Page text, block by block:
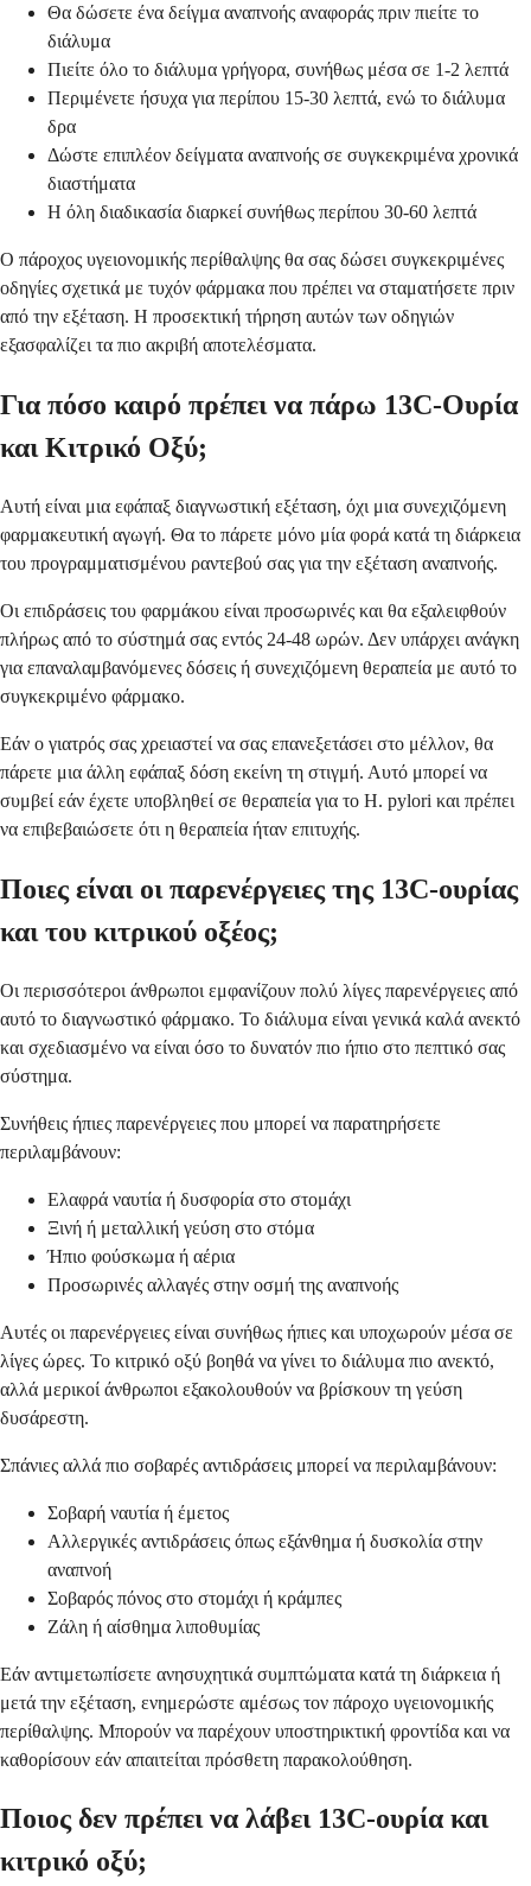
Θα δώσετε ένα δείγμα αναπνοής αναφοράς πριν πιείτε το
διάλυμα
Πιείτε όλο το διάλυμα γρήγορα, συνήθως μέσα σε 1-2 λεπτά
Περιμένετε ήσυχα για περίπου 15-30 λεπτά, ενώ το διάλυμα
δρα
Δώστε επιπλέον δείγματα αναπνοής σε συγκεκριμένα χρονικά
διαστήματα
Η όλη διαδικασία διαρκεί συνήθως περίπου 30-60 λεπτά
Ο πάροχος υγειονομικής περίθαλψης θα σας δώσει συγκεκριμένες
οδηγίες σχετικά με τυχόν φάρμακα που πρέπει να σταματήσετε πριν
από την εξέταση. Η προσεκτική τήρηση αυτών των οδηγιών
εξασφαλίζει τα πιο ακριβή αποτελέσματα.
Για πόσο καιρό πρέπει να πάρω 13C-Ουρία
και Κιτρικό Οξύ;
Αυτή είναι μια εφάπαξ διαγνωστική εξέταση, όχι μια συνεχιζόμενη
φαρμακευτική αγωγή. Θα το πάρετε μόνο μία φορά κατά τη διάρκεια
του προγραμματισμένου ραντεβού σας για την εξέταση αναπνοής.
Οι επιδράσεις του φαρμάκου είναι προσωρινές και θα εξαλειφθούν
πλήρως από το σύστημά σας εντός 24-48 ωρών. Δεν υπάρχει ανάγκη
για επαναλαμβανόμενες δόσεις ή συνεχιζόμενη θεραπεία με αυτό το
συγκεκριμένο φάρμακο.
Εάν ο γιατρός σας χρειαστεί να σας επανεξετάσει στο μέλλον, θα
πάρετε μια άλλη εφάπαξ δόση εκείνη τη στιγμή. Αυτό μπορεί να
συμβεί εάν έχετε υποβληθεί σε θεραπεία για το H. pylori και πρέπει
να επιβεβαιώσετε ότι η θεραπεία ήταν επιτυχής.
Ποιες είναι οι παρενέργειες της 13C-ουρίας
και του κιτρικού οξέος;
Οι περισσότεροι άνθρωποι εμφανίζουν πολύ λίγες παρενέργειες από
αυτό το διαγνωστικό φάρμακο. Το διάλυμα είναι γενικά καλά ανεκτό
και σχεδιασμένο να είναι όσο το δυνατόν πιο ήπιο στο πεπτικό σας
σύστημα.
Συνήθεις ήπιες παρενέργειες που μπορεί να παρατηρήσετε
περιλαμβάνουν:
Ελαφρά ναυτία ή δυσφορία στο στομάχι
Ξινή ή μεταλλική γεύση στο στόμα
Ήπιο φούσκωμα ή αέρια
Προσωρινές αλλαγές στην οσμή της αναπνοής
Αυτές οι παρενέργειες είναι συνήθως ήπιες και υποχωρούν μέσα σε
λίγες ώρες. Το κιτρικό οξύ βοηθά να γίνει το διάλυμα πιο ανεκτό,
αλλά μερικοί άνθρωποι εξακολουθούν να βρίσκουν τη γεύση
δυσάρεστη.
Σπάνιες αλλά πιο σοβαρές αντιδράσεις μπορεί να περιλαμβάνουν:
Σοβαρή ναυτία ή έμετος
Αλλεργικές αντιδράσεις όπως εξάνθημα ή δυσκολία στην
αναπνοή
Σοβαρός πόνος στο στομάχι ή κράμπες
Ζάλη ή αίσθημα λιποθυμίας
Εάν αντιμετωπίσετε ανησυχητικά συμπτώματα κατά τη διάρκεια ή
μετά την εξέταση, ενημερώστε αμέσως τον πάροχο υγειονομικής
περίθαλψης. Μπορούν να παρέχουν υποστηρικτική φροντίδα και να
καθορίσουν εάν απαιτείται πρόσθετη παρακολούθηση.
Ποιος δεν πρέπει να λάβει 13C-ουρία και
κιτρικό οξύ;